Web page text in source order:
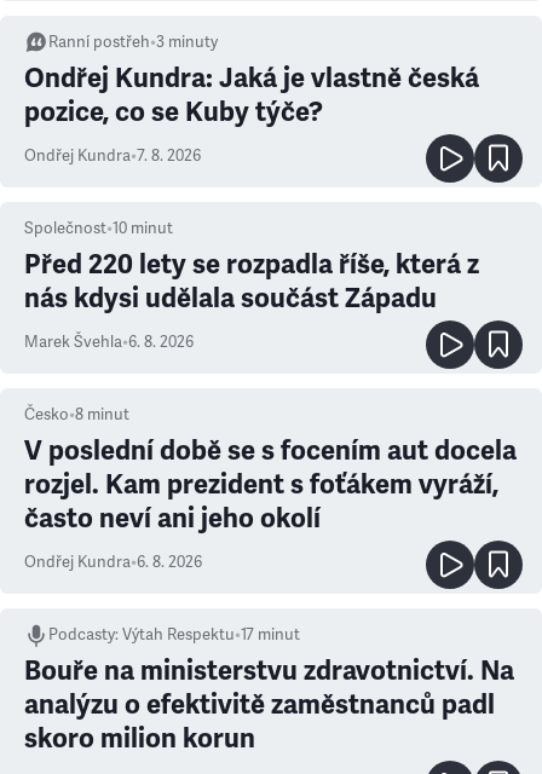
Ranní postřeh•3 minuty
Ondřej Kundra: Jaká je vlastně česká
pozice, co se Kuby týče?
Ondřej Kundra•7. 8. 2026
Společnost•10 minut
Před 220 lety se rozpadla říše, která z
nás kdysi udělala součást Západu
Marek Švehla•6. 8. 2026
Česko•8 minut
V poslední době se s focením aut docela
rozjel. Kam prezident s foťákem vyráží,
často neví ani jeho okolí
Ondřej Kundra•6. 8. 2026
Podcasty:Výtah Respektu•17 minut
Bouře na ministerstvu zdravotnictví. Na
analýzu o efektivitě zaměstnanců padl
skoro milion korun